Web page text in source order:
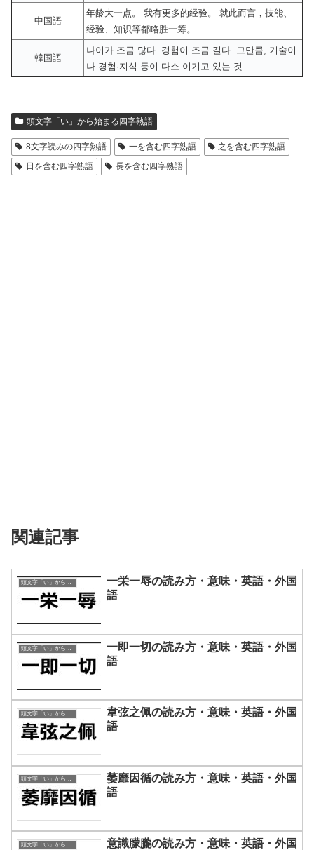
中国語
年龄大一点。 我有更多的经验。 就此而言，技能、
经验、知识等都略胜一筹。
韓国語
나이가 조금 많다. 경험이 조금 길다. 그만큼, 기술이
나 경험·지식 등이 다소 이기고 있는 것.
頭文字「い」から始まる四字熟語
8文字読みの四字熟語 一を含む四字熟語
之を含む四字熟語
日を含む四字熟語
長を含む四字熟語
関連記事
頭文字「い」から始まる四字熟語
一栄一辱の読み方・意味・英語・外国
語
一即一切の読み方・意味・英語・外国
語
頭文字「い」から始まる四字熟語
韋弦之佩の読み方・意味・英語・外国
語
頭文字「い」から始まる四字熟語
萎靡因循の読み方・意味・英語・外国
語
頭文字「い」から始まる四字熟語
意識朦朧の読み方・意味・英語・外国